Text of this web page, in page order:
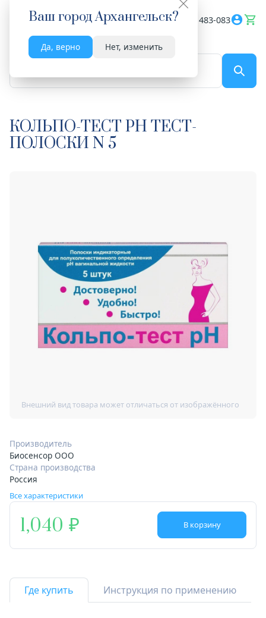
Ваш городАрхангельск?
Да, верно Нет, изменить
Весь сайт 8182 483-083
КОЛЬПО-ТЕСТ РН ТЕСТ-
ПОЛОСКИ N 5
Производитель
Биосенсор ООО
Страна производства
Россия
Все характеристики
1,040 В корзину
Где купить Инструкция по применению